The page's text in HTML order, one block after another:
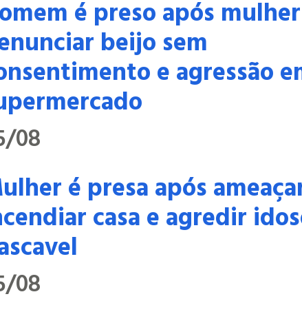
é preso após mulher
beijo sem
e agressão
08
é presa após
casa e agredir
08